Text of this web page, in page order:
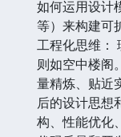
如何运用设计
等）来构建可
工程化思维：
则如空中楼阁
量精炼、贴近
后的设计思想
构、性能优化